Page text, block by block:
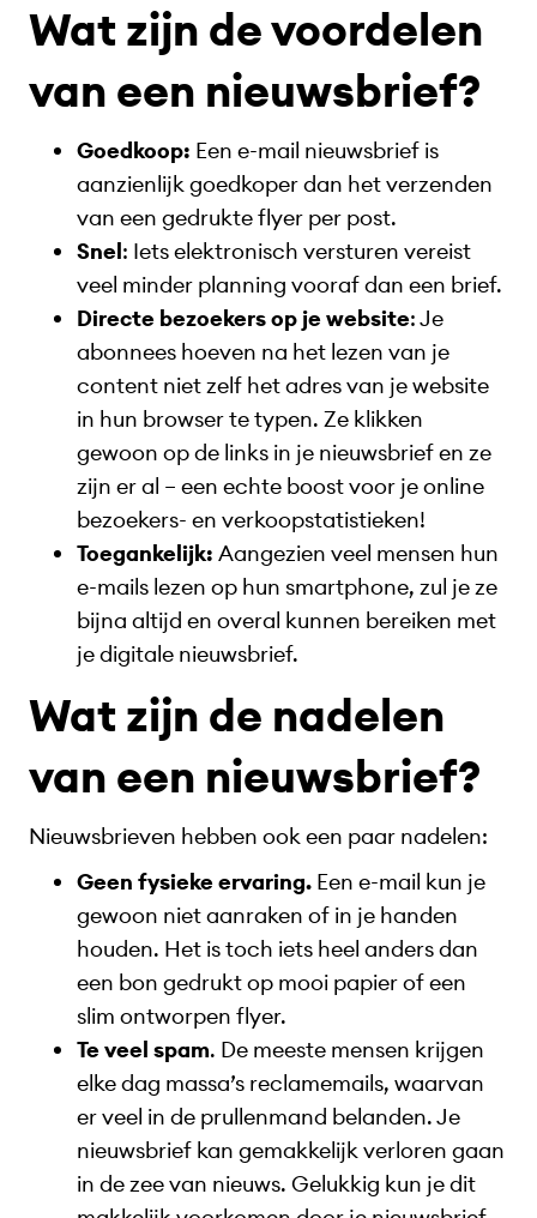
Wat zijn de voordelen
van een nieuwsbrief?
Goedkoop: Een e-mail nieuwsbrief is
aanzienlijk goedkoper dan het verzenden
van een gedrukte flyer per post.
Snel: Iets elektronisch versturen vereist
veel minder planning vooraf dan een brief.
Directe bezoekers op je website: Je
abonnees hoeven na het lezen van je
content niet zelf het adres van je website
in hun browser te typen. Ze klikken
gewoon op de links in je nieuwsbrief en ze
zijn er al – een echte boost voor je online
bezoekers- en verkoopstatistieken!
Toegankelijk: Aangezien veel mensen hun
e-mails lezen op hun smartphone, zul je ze
bijna altijd en overal kunnen bereiken met
je digitale nieuwsbrief.
Wat zijn de nadelen
van een nieuwsbrief?
Nieuwsbrieven hebben ook een paar nadelen:
Geen fysieke ervaring. Een e-mail kun je
gewoon niet aanraken of in je handen
houden. Het is toch iets heel anders dan
een bon gedrukt op mooi papier of een
slim ontworpen flyer.
Te veel spam. De meeste mensen krijgen
elke dag massa’s reclamemails, waarvan
er veel in de prullenmand belanden. Je
nieuwsbrief kan gemakkelijk verloren gaan
in de zee van nieuws. Gelukkig kun je dit